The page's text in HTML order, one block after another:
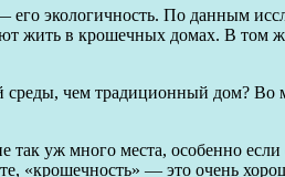
экологичность. По данным
жить в крошечных домах. В
чем традиционный дом? Во
уж много места, особенно
«крошечность» — это очень